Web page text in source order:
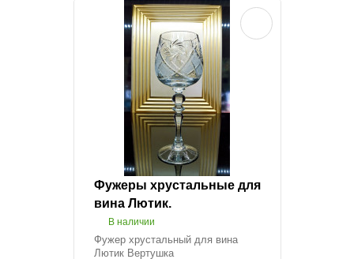
Фужеры хрустальные для
вина Лютик.
В наличии
Фужер хрустальный для вина
Лютик Вертушка